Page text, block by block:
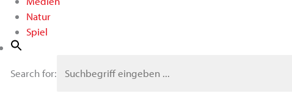
Natur
Spiel
Search for: